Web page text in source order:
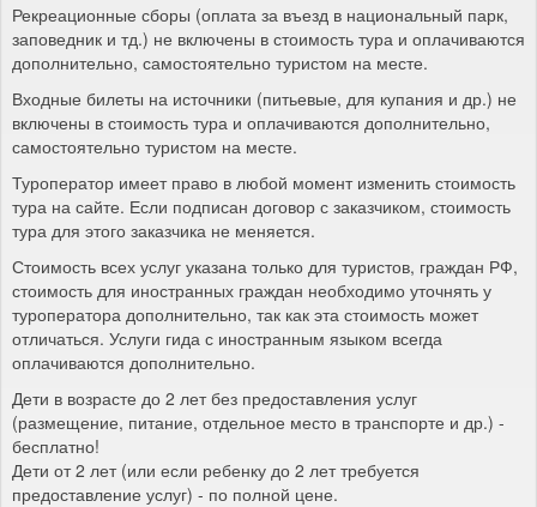
Рекреационные сборы (оплата за въезд в национальный парк,
заповедник и тд.) не включены в стоимость тура и оплачиваются
дополнительно, самостоятельно туристом на месте.
Входные билеты на источники (питьевые, для купания и др.) не
включены в стоимость тура и оплачиваются дополнительно,
самостоятельно туристом на месте.
Туроператор имеет право в любой момент изменить стоимость
тура на сайте. Если подписан договор с заказчиком, стоимость
тура для этого заказчика не меняется.
Стоимость всех услуг указана только для туристов, граждан РФ,
стоимость для иностранных граждан необходимо уточнять у
туроператора дополнительно, так как эта стоимость может
отличаться. Услуги гида с иностранным языком всегда
оплачиваются дополнительно.
Дети в возрасте до 2 лет без предоставления услуг
(размещение, питание, отдельное место в транспорте и др.) -
бесплатно!
Дети от 2 лет (или если ребенку до 2 лет требуется
предоставление услуг) - по полной цене.